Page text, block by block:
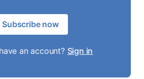
Subscribe now
an account? Sign in